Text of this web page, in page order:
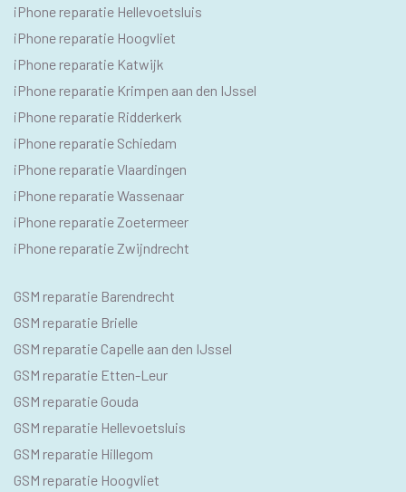
iPhone reparatie Hellevoetsluis
iPhone reparatie Hoogvliet
iPhone reparatie Katwijk
iPhone reparatie Krimpen aan den IJssel
iPhone reparatie Ridderkerk
iPhone reparatie Schiedam
iPhone reparatie Vlaardingen
iPhone reparatie Wassenaar
iPhone reparatie Zoetermeer
iPhone reparatie Zwijndrecht
SEO
GSM
GSM reparatie Barendrecht
GSM reparatie Brielle
GSM reparatie Capelle aan den IJssel
GSM reparatie Etten-Leur
GSM reparatie Gouda
GSM reparatie Hellevoetsluis
GSM reparatie Hillegom
GSM reparatie Hoogvliet